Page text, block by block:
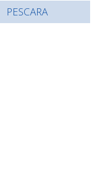
PESCARA